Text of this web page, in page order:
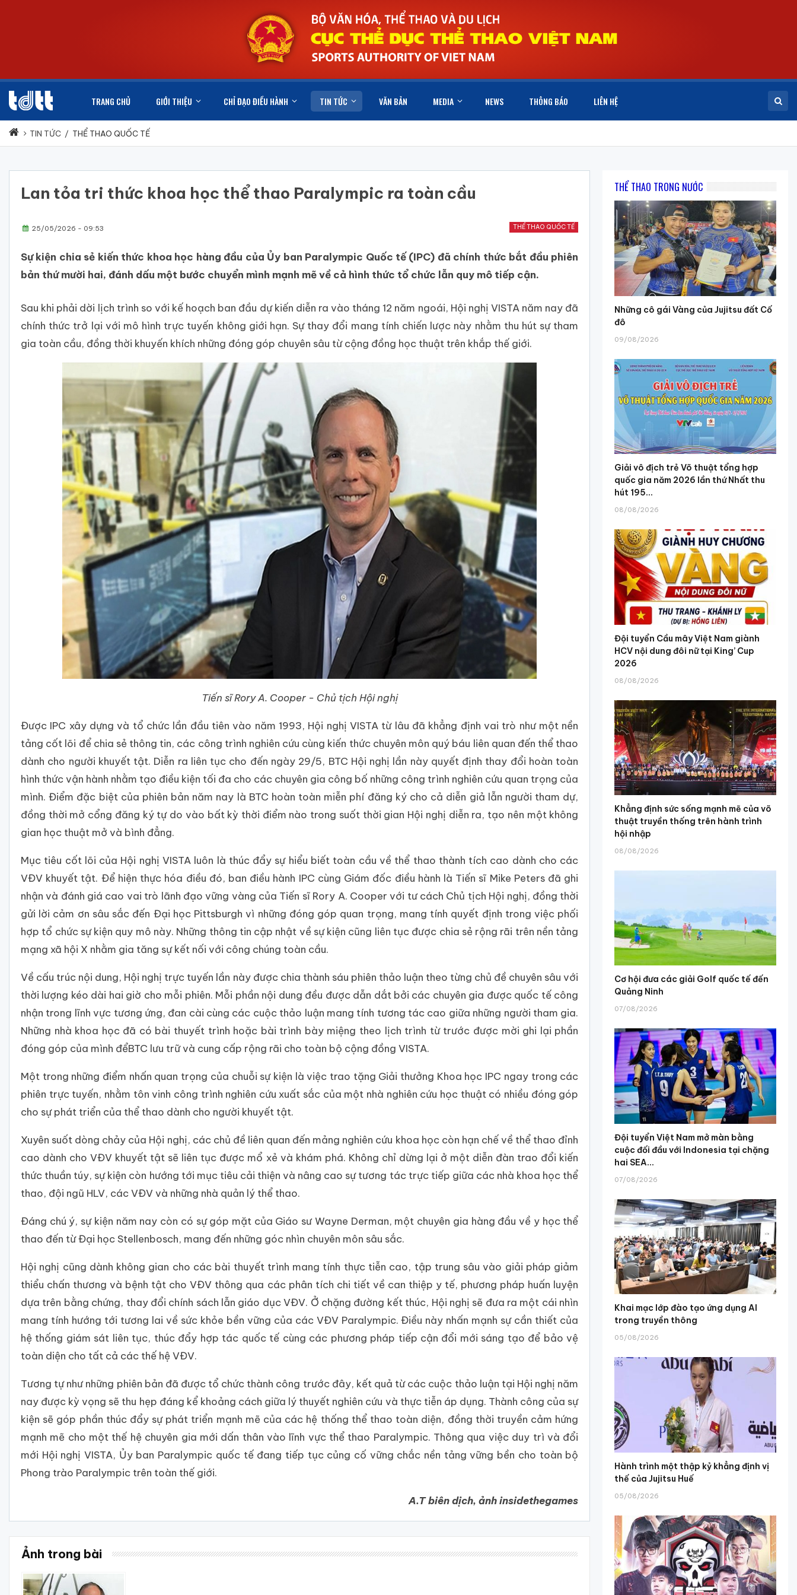
TRANG CHỦ GIỚI THIỆU CHỈ ĐẠO ĐIỀU HÀNH TIN TỨC VĂN BẢN MEDIA NEWS THÔNG BÁO LIÊN HỆ
TIN TỨC / THỂ THAO QUỐC TẾ
Lan tỏa tri thức khoa học thể thao Paralympic ra toàn cầu
THỂ THAO QUỐC TẾ
25/05/2026 - 09:53
Sự kiện chia sẻ kiến thức khoa học hàng đầu của Ủy ban Paralympic Quốc tế (IPC) đã chính thức bắt đầu phiên
bản thứ mười hai, đánh dấu một bước chuyển mình mạnh mẽ về cả hình thức tổ chức lẫn quy mô tiếp cận.
Sau khi phải dời lịch trình so với kế hoạch ban đầu dự kiến diễn ra vào tháng 12 năm ngoái, Hội nghị VISTA năm nay đã
chính thức trở lại với mô hình trực tuyến không giới hạn. Sự thay đổi mang tính chiến lược này nhằm thu hút sự tham
gia toàn cầu, đồng thời khuyến khích những đóng góp chuyên sâu từ cộng đồng học thuật trên khắp thế giới.
Tiến sĩ Rory A. Cooper - Chủ tịch Hội nghị
Được IPC xây dựng và tổ chức lần đầu tiên vào năm 1993, Hội nghị VISTA từ lâu đã khẳng định vai trò như một nền
tảng cốt lõi để chia sẻ thông tin, các công trình nghiên cứu cùng kiến thức chuyên môn quý báu liên quan đến thể thao
dành cho người khuyết tật. Diễn ra liên tục cho đến ngày 29/5, BTC Hội nghị lần này quyết định thay đổi hoàn toàn
hình thức vận hành nhằm tạo điều kiện tối đa cho các chuyên gia công bố những công trình nghiên cứu quan trọng của
mình. Điểm đặc biệt của phiên bản năm nay là BTC hoàn toàn miễn phí đăng ký cho cả diễn giả lẫn người tham dự,
đồng thời mở cổng đăng ký tự do vào bất kỳ thời điểm nào trong suốt thời gian Hội nghị diễn ra, tạo nên một không
gian học thuật mở và bình đẳng.
Mục tiêu cốt lõi của Hội nghị VISTA luôn là thúc đẩy sự hiểu biết toàn cầu về thể thao thành tích cao dành cho các
VĐV khuyết tật. Để hiện thực hóa điều đó, ban điều hành IPC cùng Giám đốc điều hành là Tiến sĩ Mike Peters đã ghi
nhận và đánh giá cao vai trò lãnh đạo vững vàng của Tiến sĩ Rory A. Cooper với tư cách Chủ tịch Hội nghị, đồng thời
gửi lời cảm ơn sâu sắc đến Đại học Pittsburgh vì những đóng góp quan trọng, mang tính quyết định trong việc phối
hợp tổ chức sự kiện quy mô này. Những thông tin cập nhật về sự kiện cũng liên tục được chia sẻ rộng rãi trên nền tảng
mạng xã hội X nhằm gia tăng sự kết nối với công chúng toàn cầu.
Về cấu trúc nội dung, Hội nghị trực tuyến lần này được chia thành sáu phiên thảo luận theo từng chủ đề chuyên sâu với
thời lượng kéo dài hai giờ cho mỗi phiên. Mỗi phần nội dung đều được dẫn dắt bởi các chuyên gia được quốc tế công
nhận trong lĩnh vực tương ứng, đan cài cùng các cuộc thảo luận mang tính tương tác cao giữa những người tham gia.
Những nhà khoa học đã có bài thuyết trình hoặc bài trình bày miệng theo lịch trình từ trước được mời ghi lại phần
đóng góp của mình đểBTC lưu trữ và cung cấp rộng rãi cho toàn bộ cộng đồng VISTA.
Một trong những điểm nhấn quan trọng của chuỗi sự kiện là việc trao tặng Giải thưởng Khoa học IPC ngay trong các
phiên trực tuyến, nhằm tôn vinh công trình nghiên cứu xuất sắc của một nhà nghiên cứu học thuật có nhiều đóng góp
cho sự phát triển của thể thao dành cho người khuyết tật.
Xuyên suốt dòng chảy của Hội nghị, các chủ đề liên quan đến mảng nghiên cứu khoa học còn hạn chế về thể thao đỉnh
cao dành cho VĐV khuyết tật sẽ liên tục được mổ xẻ và khám phá. Không chỉ dừng lại ở một diễn đàn trao đổi kiến
thức thuần túy, sự kiện còn hướng tới mục tiêu cải thiện và nâng cao sự tương tác trực tiếp giữa các nhà khoa học thể
thao, đội ngũ HLV, các VĐV và những nhà quản lý thể thao.
Đáng chú ý, sự kiện năm nay còn có sự góp mặt của Giáo sư Wayne Derman, một chuyên gia hàng đầu về y học thể
thao đến từ Đại học Stellenbosch, mang đến những góc nhìn chuyên môn sâu sắc.
Hội nghị cũng dành không gian cho các bài thuyết trình mang tính thực tiễn cao, tập trung sâu vào giải pháp giảm
thiểu chấn thương và bệnh tật cho VĐV thông qua các phân tích chi tiết về can thiệp y tế, phương pháp huấn luyện
dựa trên bằng chứng, thay đổi chính sách lẫn giáo dục VĐV. Ở chặng đường kết thúc, Hội nghị sẽ đưa ra một cái nhìn
mang tính hướng tới tương lai về sức khỏe bền vững của các VĐV Paralympic. Điều này nhấn mạnh sự cần thiết của
hệ thống giám sát liên tục, thúc đẩy hợp tác quốc tế cùng các phương pháp tiếp cận đổi mới sáng tạo để bảo vệ
toàn diện cho tất cả các thế hệ VĐV.
Tương tự như những phiên bản đã được tổ chức thành công trước đây, kết quả từ các cuộc thảo luận tại Hội nghị năm
nay được kỳ vọng sẽ thu hẹp đáng kể khoảng cách giữa lý thuyết nghiên cứu và thực tiễn áp dụng. Thành công của sự
kiện sẽ góp phần thúc đẩy sự phát triển mạnh mẽ của các hệ thống thể thao toàn diện, đồng thời truyền cảm hứng
mạnh mẽ cho một thế hệ chuyên gia mới dấn thân vào lĩnh vực thể thao Paralympic. Thông qua việc duy trì và đổi
mới Hội nghị VISTA, Ủy ban Paralympic quốc tế đang tiếp tục củng cố vững chắc nền tảng vững bền cho toàn bộ
Phong trào Paralympic trên toàn thế giới.
A.T biên dịch, ảnh insidethegames
Ảnh trong bài
THỂ THAO TRONG NƯỚC
Những cô gái Vàng của Jujitsu đất Cố
đô
09/08/2026
Giải vô địch trẻ Võ thuật tổng hợp
quốc gia năm 2026 lần thứ Nhất thu
hút 195...
08/08/2026
Đội tuyển Cầu mây Việt Nam giành
HCV nội dung đôi nữ tại King’ Cup
2026
08/08/2026
Khẳng định sức sống mạnh mẽ của võ
thuật truyền thống trên hành trình
hội nhập
08/08/2026
Cơ hội đưa các giải Golf quốc tế đến
Quảng Ninh
07/08/2026
Đội tuyển Việt Nam mở màn bằng
cuộc đối đầu với Indonesia tại chặng
hai SEA...
07/08/2026
Khai mạc lớp đào tạo ứng dụng AI
trong truyền thông
05/08/2026
Hành trình một thập kỷ khẳng định vị
thế của Jujitsu Huế
05/08/2026